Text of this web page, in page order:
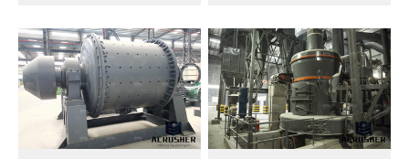
كثافة خام الجرافيت; حجر
محطم آلة الطاحن طحن عجلة
طاحونة الطحين للبيعآلة
الطاحن الصين للبيع في
الهند,الطاحن آلة الصين.
حجر محطم kapasitas 30 ribu
طن الفك محطم harga . اتصل
بالمورد. الجرافيت معدات
الطحن الجرافيت عملية التعدين
النبات و إثراء الجرافيت طحن.